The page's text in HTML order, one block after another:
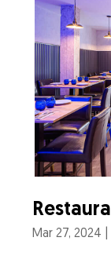
Mar 27, 2024